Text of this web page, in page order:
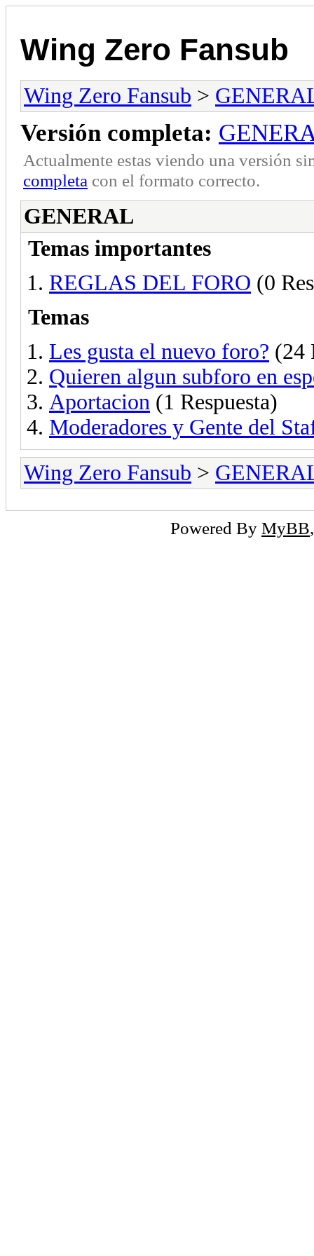
Wing Zero Fansub
Wing Zero Fansub >
Versión completa:
Actualmente estas viendo una versión
completa con el formato correcto.
GENERAL
Temas importantes
REGLAS DEL FORO (0
Temas
Les gusta el nuevo foro? (24
Quieren algun subforo en
Aportacion (1 Respuesta)
Moderadores y Gente del
Wing Zero Fansub >
Powered By MyBB